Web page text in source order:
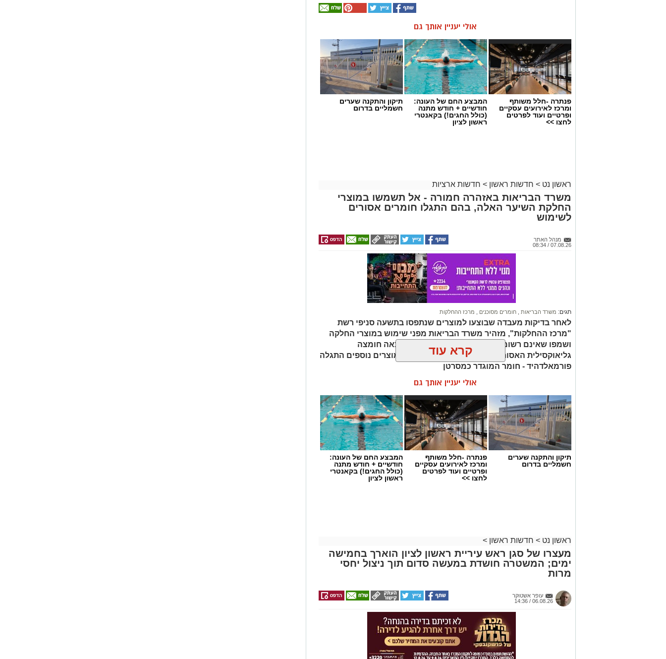
אולי יעניין אותך גם
פנתרה -חלל משותף
ומרכז לאירועים עסקיים
ופרטיים ועוד לפרטים
לחצו >>
המבצע החם של העונה:
חודשיים + חודש מתנה
(כולל החגים!) בקאנטרי
ראשון לציון
תיקון והתקנה שערים
חשמליים בדרום
ראשון נט > חדשות ראשון > חדשות ארציות
משרד הבריאות באזהרה חמורה - אל תשמשו במוצרי
החלקת השיער האלה, בהם התגלו חומרים אסורים
לשימוש
מנהל האתר
07.08.26 / 08:34
תגים: משרד הבריאות חומרים מסוכנים מרכז ההחלקות
לאחר בדיקות מעבדה שבוצעו למוצרים שנתפסו בתשעה סניפי רשת
"מרכז ההחלקות", מזהיר משרד הבריאות מפני שימוש במוצרי החלקה
ושמפו שאינם רשומים כחוק. בחלק מהמוצרים נמצאה חומצה
גליאוקסילית האסורה לשימוש בהחלקות שיער, ובמוצרים נוספים התגלה
פורמאלדהיד - חומר המוגדר כמסרטן
צילומים: משרד הבריאות
משרד הבריאות פרסם אזהרה לציבור מפני שימוש במוצרי שיער נוספים שנתפסו
במסגרת מבצע פיקוח שנערך בתשעה סניפי רשת "מרכז ההחלקות".
האזהרה מתפרסמת לאחר שבדיקות מעבדה הושלמו לכלל המוצרים שנאספו
במהלך המבצע, ובהמשך להודעת משרד הבריאות שפורסמה בחודש יולי.
בין המוצרים שנמצאו ואינם רשומים במאגרי משרד הבריאות, ולכן חל איסור
קרא עוד
אולי יעניין אותך גם
תיקון והתקנה שערים
חשמליים בדרום
פנתרה -חלל משותף
ומרכז לאירועים עסקיים
ופרטיים ועוד לפרטים
לחצו >>
המבצע החם של העונה:
חודשיים + חודש מתנה
(כולל החגים!) בקאנטרי
ראשון לציון
ראשון נט > חדשות ראשון >
מעצרו של סגן ראש עיריית ראשון לציון הוארך בחמישה
ימים; המשטרה חושדת במעשה סדום תוך ניצול יחסי
מרות
עופר אשטוקר
06.08.26 / 14:36